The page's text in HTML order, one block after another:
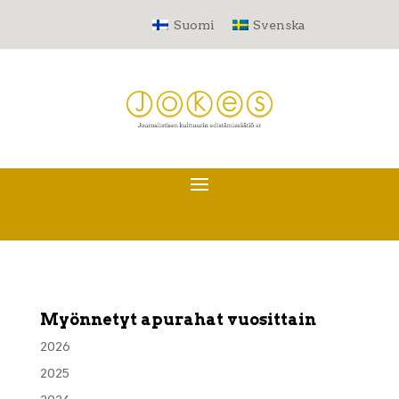
Suomi Svenska
Myönnetyt apurahat vuosittain
2026
2025